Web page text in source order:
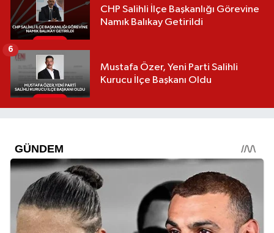
CHP Salihli İlçe Başkanlığı Görevine
Namık Balıkay Getirildi
Mustafa Özer, Yeni Parti Salihli
Kurucu İlçe Başkanı Oldu
6